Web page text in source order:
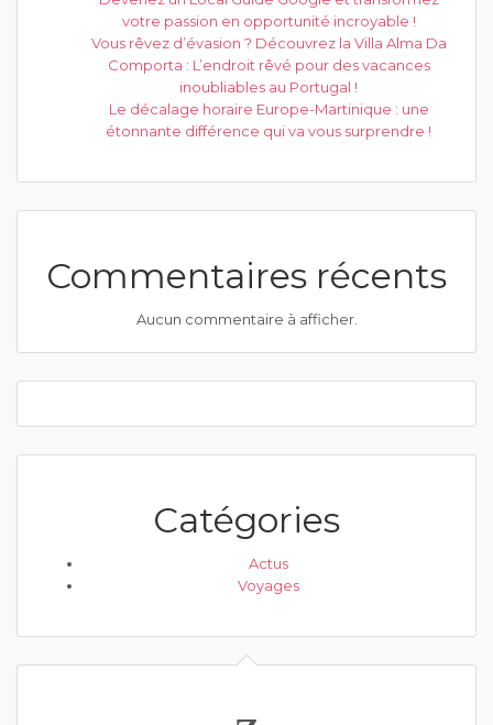
votre passion en opportunité incroyable !
Vous rêvez d’évasion ? Découvrez la Villa Alma Da
Comporta : L’endroit rêvé pour des vacances
inoubliables au Portugal !
Le décalage horaire Europe-Martinique : une
étonnante différence qui va vous surprendre !
Commentaires récents
Aucun commentaire à afficher.
Catégories
Actus
Voyages